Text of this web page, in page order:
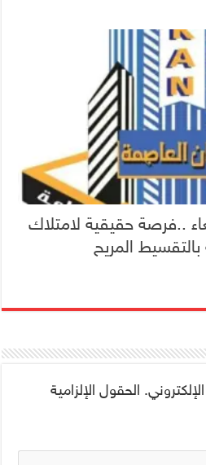
..فرصة حقيقية لامتلاك
المريح
الحقول الإلزامية